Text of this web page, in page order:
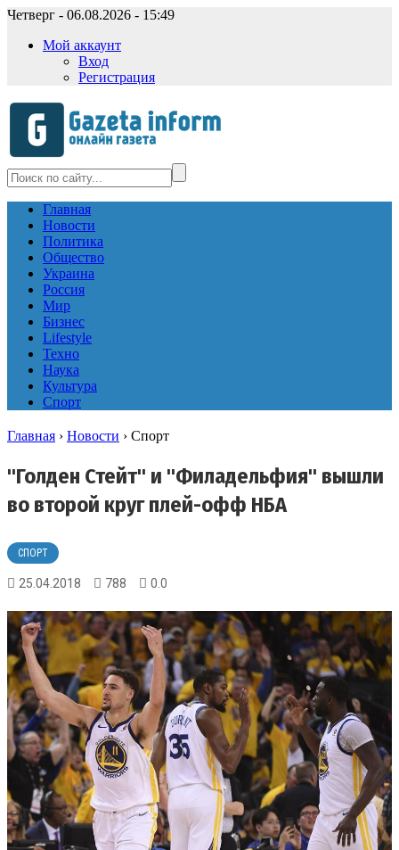
Четверг - 06.08.2026 - 15:49
Мой аккаунт
Вход
Регистрация
Главная
Новости
Политика
Общество
Украина
Россия
Мир
Бизнес
Lifestyle
Техно
Наука
Культура
Спорт
Главная › Новости › Спорт
"Голден Стейт" и "Филадельфия" вышли
во второй круг плей-офф НБА
СПОРТ
25.04.2018 788 0.0